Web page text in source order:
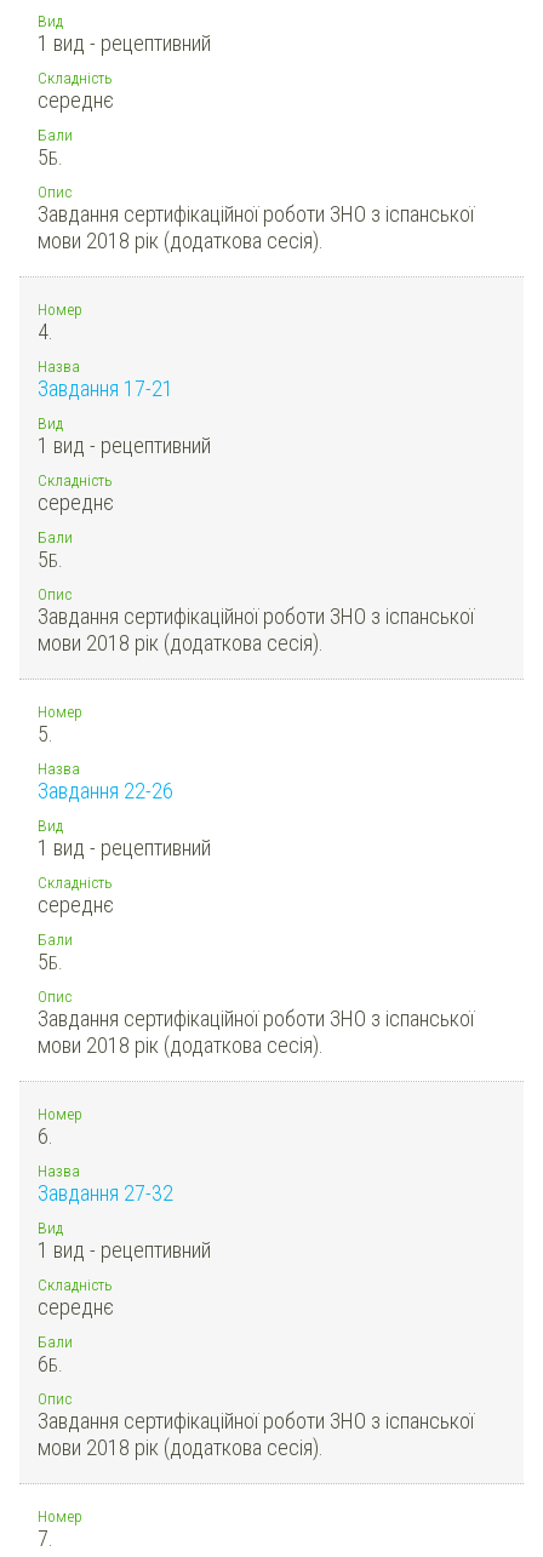
Вид
1 вид - рецептивний
Складність
середнє
Бали
5Б.
Опис
Завдання сертифікаційної роботи ЗНО з іспанської
мови 2018 рік (додаткова сесія).
Номер
4.
Назва
Завдання 17-21
Вид
1 вид - рецептивний
Складність
середнє
Бали
5Б.
Опис
Завдання сертифікаційної роботи ЗНО з іспанської
мови 2018 рік (додаткова сесія).
Номер
5.
Назва
Завдання 22-26
Вид
1 вид - рецептивний
Складність
середнє
Бали
5Б.
Опис
Завдання сертифікаційної роботи ЗНО з іспанської
мови 2018 рік (додаткова сесія).
Номер
6.
Назва
Завдання 27-32
Вид
1 вид - рецептивний
Складність
середнє
Бали
6Б.
Опис
Завдання сертифікаційної роботи ЗНО з іспанської
мови 2018 рік (додаткова сесія).
Номер
7.